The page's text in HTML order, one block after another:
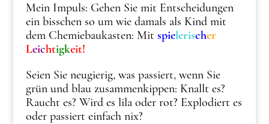
Mein Impuls: Gehen Sie mit Entscheidungen
ein bisschen so um wie damals als Kind mit
dem Chemiebaukasten: Mit spielerischer
Leichtigkeit!
Seien Sie neugierig, was passiert, wenn Sie
grün und blau zusammenkippen: Knallt es?
Raucht es? Wird es lila oder rot? Explodiert es
oder passiert einfach nix?